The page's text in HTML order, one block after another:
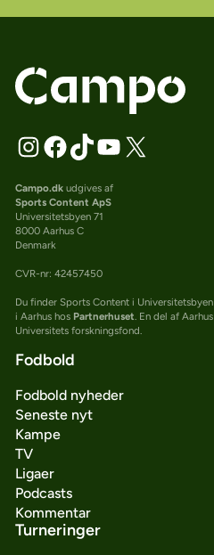
Campo.dkudgives af
Sports Content ApS
Universitetsbyen 71
8000 Aarhus C
Denmark
CVR-nr: 42457450
Du finder Sports Content i Universitetsbyen
i Aarhus hos Partnerhuset. En del af Aarhus
Universitets forskningsfond.
Fodbold
Fodbold nyheder
Seneste nyt
Kampe
TV
Ligaer
Podcasts
Kommentar
Turneringer